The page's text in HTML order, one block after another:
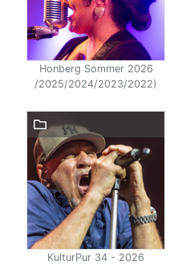
Honberg Sommer 2026
/2025/2024/2023/2022)
KulturPur 34 - 2026